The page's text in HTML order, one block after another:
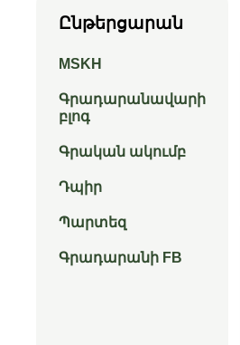
Ընթերցարան
MSKH
Գրադարանավարի
բլոգ
Գրական ակումբ
Դպիր
Պարտեզ
Գրադարանի FB